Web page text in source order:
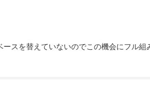
スを替えていないのでこの機会にフル組